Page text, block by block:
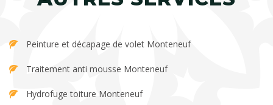
Peinture et décapage de volet Monteneuf
Traitement anti mousse Monteneuf
Hydrofuge toiture Monteneuf